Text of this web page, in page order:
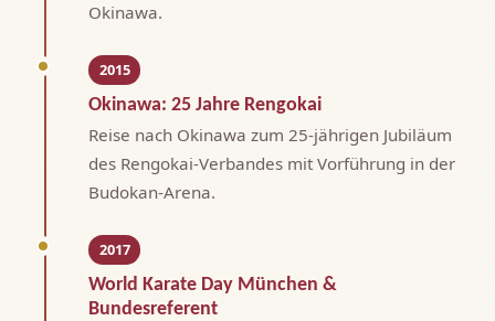
Okinawa.
2015
Okinawa: 25 Jahre Rengokai
Reise nach Okinawa zum 25-jährigen Jubiläum
des Rengokai-Verbandes mit Vorführung in der
Budokan-Arena.
2017
World Karate Day München &
Bundesreferent